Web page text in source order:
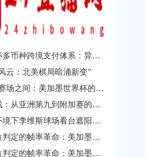
2026世界杯多币种跨境支付体系：异构结算系统的互操作瓶颈与协同发展路径
云：北美棋局暗涌新变”
“供应链与赛场之间：美加墨世界杯的物流通关瓶颈”
《逆流之战：从亚洲第九到附加赛的涅槃之路》
午间西晒环境下李维斯球场看台遮阳性能实测与观赛热舒适影响分析
半自动越位判定的帧率革命：美加墨世界杯背后的实时影像解析技术
半自动越位判定的帧率革命：美加墨世界杯背后的实时影像解析技术